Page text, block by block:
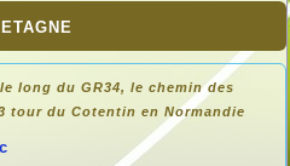
long du GR34, le chemin des
tour du Cotentin en Normandie